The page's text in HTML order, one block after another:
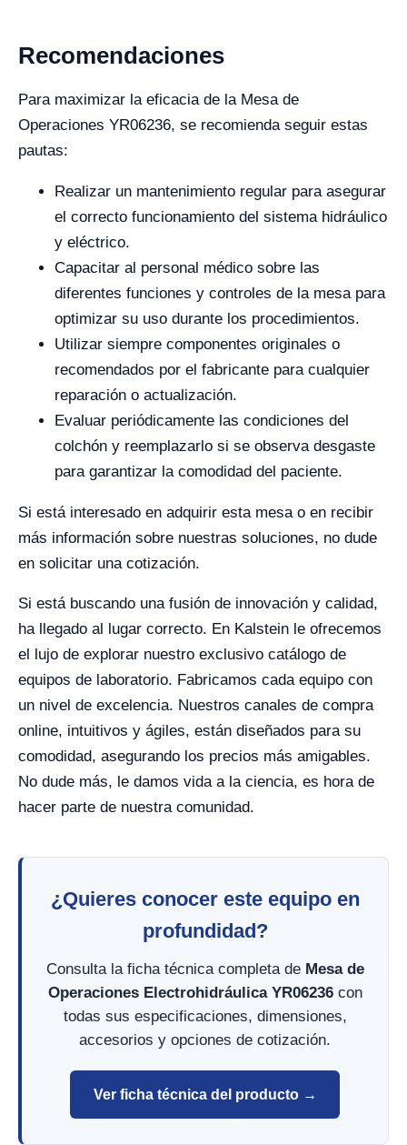
Recomendaciones
Para maximizar la eficacia de la Mesa de
Operaciones YR06236, se recomienda seguir estas
pautas:
Realizar un mantenimiento regular para asegurar
el correcto funcionamiento del sistema hidráulico
y eléctrico.
Capacitar al personal médico sobre las
diferentes funciones y controles de la mesa para
optimizar su uso durante los procedimientos.
Utilizar siempre componentes originales o
recomendados por el fabricante para cualquier
reparación o actualización.
Evaluar periódicamente las condiciones del
colchón y reemplazarlo si se observa desgaste
para garantizar la comodidad del paciente.
Si está interesado en adquirir esta mesa o en recibir
más información sobre nuestras soluciones, no dude
en solicitar una cotización.
Si está buscando una fusión de innovación y calidad,
ha llegado al lugar correcto. En Kalstein le ofrecemos
el lujo de explorar nuestro exclusivo catálogo de
equipos de laboratorio. Fabricamos cada equipo con
un nivel de excelencia. Nuestros canales de compra
online, intuitivos y ágiles, están diseñados para su
comodidad, asegurando los precios más amigables.
No dude más, le damos vida a la ciencia, es hora de
hacer parte de nuestra comunidad.
¿Quieres conocer este equipo en
profundidad?
Consulta la ficha técnica completa de Mesa de
Operaciones Electrohidráulica YR06236con
todas sus especificaciones, dimensiones,
accesorios y opciones de cotización.
Ver ficha técnica del producto →